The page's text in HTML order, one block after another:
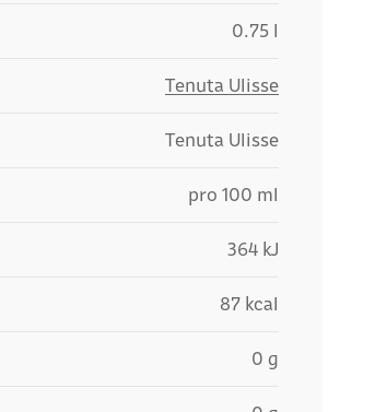
0.75 l
Tenuta Ulisse
Tenuta Ulisse
pro 100 ml
364 kJ
87 kcal
0 g